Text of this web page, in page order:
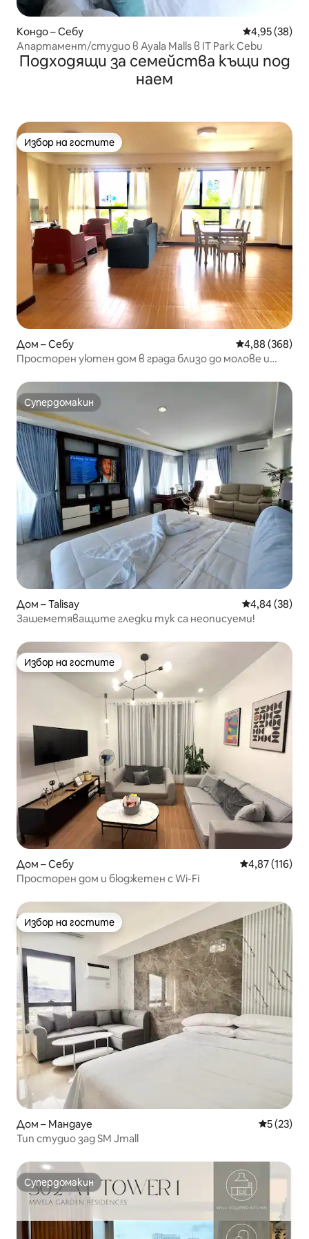
Кондо – Себу Средна
4,95 (38)
Апартамент/студио в Ayala Malls в IT Park Cebu
Подходящи за семейства къщи под
наем
Избор на гостите
Избор на гостите
Дом – Себу Средна
4,88 (368)
Просторен уютен дом в града близо до молове и
Супердомакин
Супердомакин
Дом – Talisay Средна
4,84 (38)
Зашеметяващите гледки тук са неописуеми!
Избор на гостите
Избор на гостите
Дом – Себу Средна
4,87 (116)
Просторен дом и бюджетен с Wi-Fi
Избор на гостите
Избор на гостите
Дом – Мандауе Средна
5 (23)
Тип студио зад SM Jmall
Супердомакин
Супердомакин